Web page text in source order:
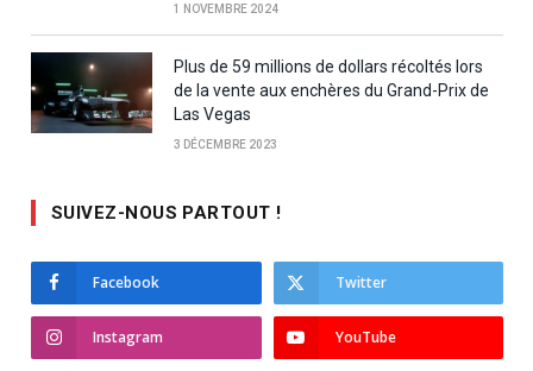
1 NOVEMBRE 2024
Plus de 59 millions de dollars récoltés lors
de la vente aux enchères du Grand-Prix de
Las Vegas
3 DÉCEMBRE 2023
SUIVEZ-NOUS PARTOUT !
Facebook Twitter
Instagram YouTube